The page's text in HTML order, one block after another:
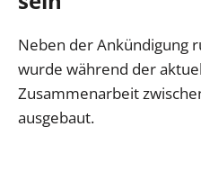
Neben der Ankündigung
wurde während der
Zusammenarbeit
ausgebaut.